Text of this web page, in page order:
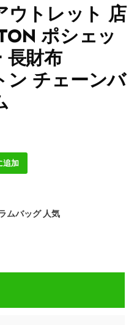
ウトレット 店
ポシェッ
長財布
チェーンバ
追加
ムバッグ 人気